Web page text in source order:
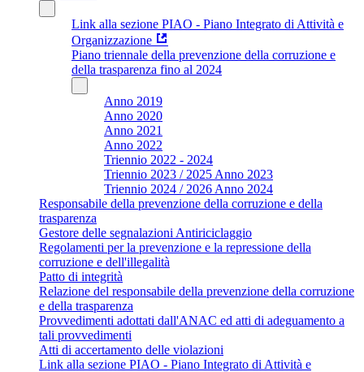
Link alla sezione PIAO - Piano Integrato di Attività e
Organizzazione
Piano triennale della prevenzione della corruzione e
della trasparenza fino al 2024
Anno 2019
Anno 2020
Anno 2021
Anno 2022
Triennio 2022 - 2024
Triennio 2023 / 2025 Anno 2023
Triennio 2024 / 2026 Anno 2024
Responsabile della prevenzione della corruzione e della
trasparenza
Gestore delle segnalazioni Antiriciclaggio
Regolamenti per la prevenzione e la repressione della
corruzione e dell'illegalità
Patto di integrità
Relazione del responsabile della prevenzione della corruzione
e della trasparenza
Provvedimenti adottati dall'ANAC ed atti di adeguamento a
tali provvedimenti
Atti di accertamento delle violazioni
Link alla sezione PIAO - Piano Integrato di Attività e